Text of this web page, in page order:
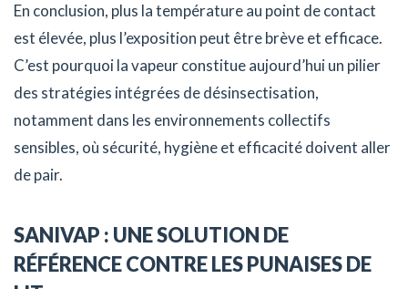
En conclusion, plus la température au point de contact
est élevée, plus l’exposition peut être brève et efficace.
C’est pourquoi la vapeur constitue aujourd’hui un pilier
des stratégies intégrées de désinsectisation,
notamment dans les environnements collectifs
sensibles, où sécurité, hygiène et efficacité doivent aller
de pair.
SANIVAP : UNE SOLUTION DE
RÉFÉRENCE CONTRE LES PUNAISES DE